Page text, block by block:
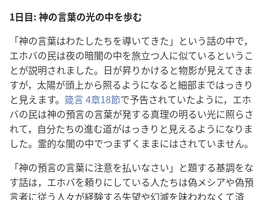
1日目: 神の言葉の光の中を歩む
「神の言葉はわたしたちを導いてきた」という話の中で，
エホバの民は夜の暗闇の中を旅立つ人に似ているというこ
とが説明されました。日が昇りかけると物影が見えてきま
すが，太陽が頭上から照るようになると細部まではっきり
と見えます。 箴言 4章18節で予告されていたように，エホ
バの民は神の預言の言葉が発する真理の明るい光に照らさ
れて，自分たちの進む道がはっきりと見えるようになりま
した。霊的な闇の中でつまずくままにはされていません。
「神の預言の言葉に注意を払いなさい」と題する基調をな
す話は，エホバを頼りにしている人たちは偽メシアや偽預
言者に従う人々が経験する失望や幻滅を味わわなくて済